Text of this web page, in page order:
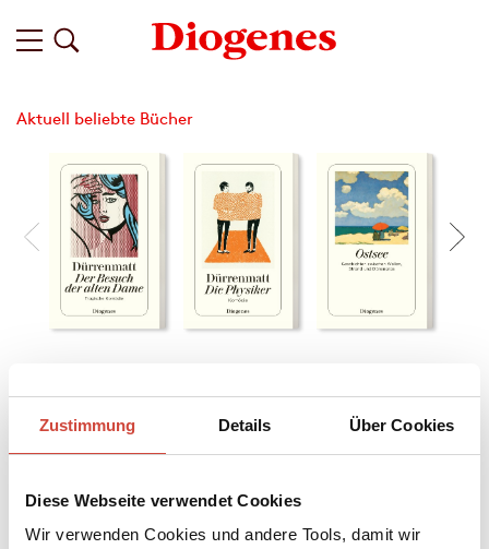
Zustimmung Details Über Cookies
Diese Webseite verwendet Cookies
Wir verwenden Cookies und andere Tools, damit wir
Aktuell beliebte Bücher
Filter